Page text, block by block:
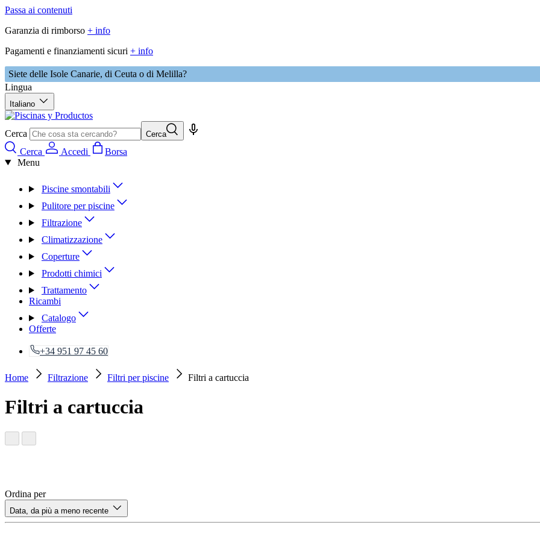
Passa ai contenuti
Garanzia di rimborso + info
Pagamenti e finanziamenti sicuri + info
Siete delle Isole Canarie, di Ceuta o di Melilla?
Lingua
Italiano
Cerca Cerca
Cerca Accedi
Borsa
Menu
Piscine smontabili
Pulitore per piscine
Filtrazione
Climatizzazione
Coperture
Prodotti chimici
Trattamento
Ricambi
Catalogo
Offerte
+34 951 97 45 60
Home Filtrazione Filtri per piscine Filtri a cartuccia
Filtri a cartuccia
Ordina per
Data, da più a meno recente